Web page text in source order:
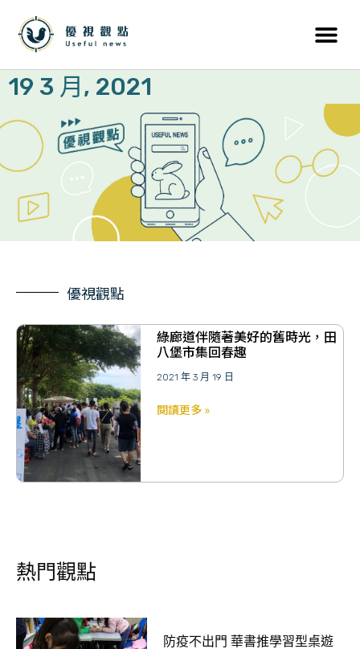
19 3 月, 2021
優視觀點
綠廊道伴隨著美好的舊時光，田
八堡市集回春趣
2021 年 3 月 19 日
閱讀更多 »
熱門觀點
​防疫不出門 華書推學習型桌遊